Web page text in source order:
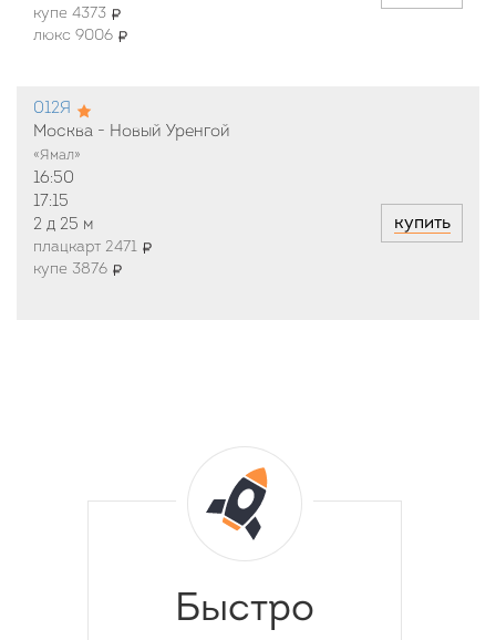
купе 4373
люкс 9006
012Я
Москва - Новый Уренгой
«Ямал»
16:50
17:15
2 д 25 м
плацкарт 2471
купе 3876
купить
Быстро